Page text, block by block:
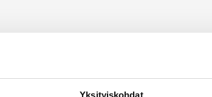
Yksityiskohdat